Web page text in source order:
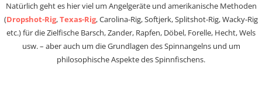
Natürlich geht es hier viel um Angelgeräte und amerikanische Methoden
(Dropshot-Rig,Texas-Rig, Carolina-Rig, Softjerk, Splitshot-Rig, Wacky-Rig
etc.) für die Zielfische Barsch, Zander, Rapfen, Döbel, Forelle, Hecht, Wels
usw. – aber auch um die Grundlagen des Spinnangelns und um
philosophische Aspekte des Spinnfischens.